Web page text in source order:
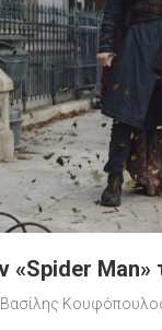
Man»
Βασίλης